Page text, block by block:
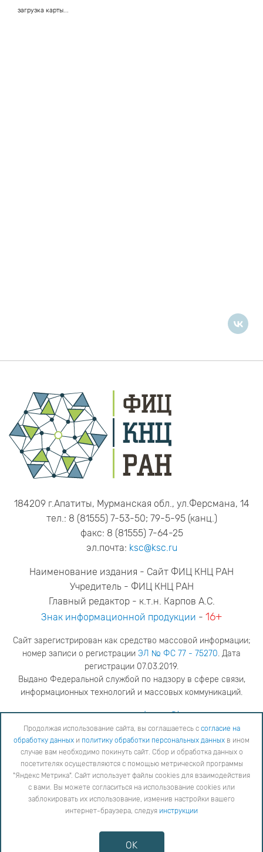
загрузка карты...
184209 г.Апатиты, Мурманская обл., ул.Ферсмана, 14
тел.: 8 (81555) 7-53-50; 79-5-95 (канц.)
факс: 8 (81555) 7-64-25
эл.почта: ksc@ksc.ru
Наименование издания - Сайт ФИЦ КНЦ РАН
Учредитель - ФИЦ КНЦ РАН
Главный редактор - к.т.н. Карпов А.С.
Знак информационной продукции - 16+
Сайт зарегистрирован как средство массовой информации;
номер записи о регистрации ЭЛ № ФС 77 - 75270. Дата
регистрации 07.03.2019.
Выдано Федеральной службой по надзору в сфере связи,
информационных технологий и массовых коммуникаций.
адрес редакцииya.stogova@ksc.ru
телефон редакции81555-79-516
Продолжая использование сайта, вы соглашаетесь с согласие на обработку данных
обработки персональных данных
в ином случае вам необходимо покинуть сайт. Сбор и обработка
данных о посетителях осуществляются с помощью метрической программы "Яндекс Метрика".
Сайт использует файлы cookies для взаимодействия с вами. Вы можете согласиться на
использование cookies или заблокировать их использование, изменив настройки вашего интернет-
Противодействие коррупции
Продолжая использование сайта, вы соглашаетесь с согласие на
обработку данных и политику обработки персональных данных в ином
случае вам необходимо покинуть сайт. Сбор и обработка данных о
посетителях осуществляются с помощью метрической программы
"Яндекс Метрика". Сайт использует файлы cookies для взаимодействия
с вами. Вы можете согласиться на использование cookies или
заблокировать их использование, изменив настройки вашего
интернет-браузера, следуя инструкции
OK